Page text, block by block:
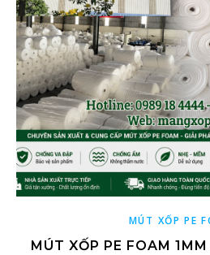
MÚT XỐP PE
MÚT XỐP PE FOAM